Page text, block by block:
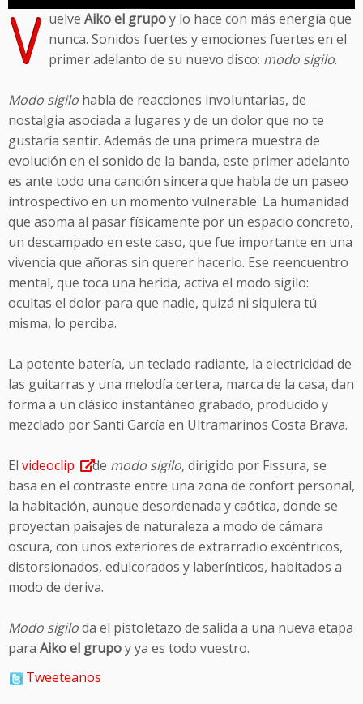
V uelve Aiko el grupoy lo hace con más energía que
nunca. Sonidos fuertes y emociones fuertes en el
primer adelanto de su nuevo disco: modo sigilo.
Modo sigilo habla de reacciones involuntarias, de
nostalgia asociada a lugares y de un dolor que no te
gustaría sentir. Además de una primera muestra de
evolución en el sonido de la banda, este primer adelanto
es ante todo una canción sincera que habla de un paseo
introspectivo en un momento vulnerable. La humanidad
que asoma al pasar físicamente por un espacio concreto,
un descampado en este caso, que fue importante en una
vivencia que añoras sin querer hacerlo. Ese reencuentro
mental, que toca una herida, activa el modo sigilo:
ocultas el dolor para que nadie, quizá ni siquiera tú
misma, lo perciba.
La potente batería, un teclado radiante, la electricidad de
las guitarras y una melodía certera, marca de la casa, dan
forma a un clásico instantáneo grabado, producido y
mezclado por Santi García en Ultramarinos Costa Brava.
El videoclip de modo sigilo, dirigido por Fissura, se
basa en el contraste entre una zona de confort personal,
la habitación, aunque desordenada y caótica, donde se
proyectan paisajes de naturaleza a modo de cámara
oscura, con unos exteriores de extrarradio excéntricos,
distorsionados, edulcorados y laberínticos, habitados a
modo de deriva.
Modo sigiloda el pistoletazo de salida a una nueva etapa
para Aiko el grupoy ya es todo vuestro.
Tweeteanos